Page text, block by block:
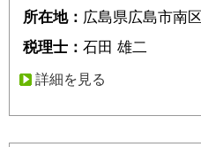
所在地： 広島県広島市南区
税理士： 石田 雄二
詳細を見る